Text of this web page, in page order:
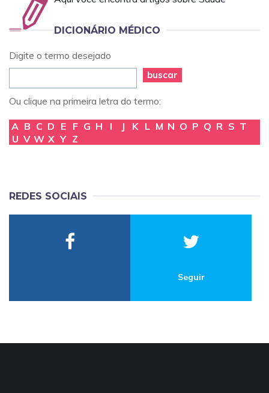
DICIONÁRIO MÉDICO
Digite o termo desejado
buscar
Ou clique na primeira letra do termo:
A B C D E F G H I J K L M N O P Q R S T
U V W X Y Z
REDES SOCIAIS
Seguir